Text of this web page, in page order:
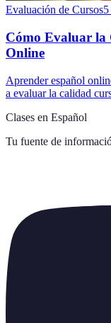
Evaluación de Cursos5
Cómo Evaluar la
Online
Aprender español
a evaluar la calidad
Clases en Español
Tu fuente de